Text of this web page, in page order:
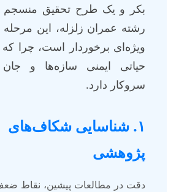
و یک طرح تحقیق منسجم است. در
عمران زلزله، این مرحله از اهمیت
برخوردار است، چرا که با مسائل
ایمنی سازه‌ها و جان انسان‌ها
دارد.
۱. شناسایی شکاف‌های
در مطالعات پیشین، نقاط ضعف روش‌ها،